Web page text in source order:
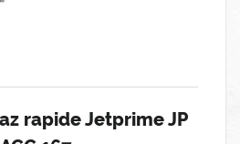
rapide Jetprime JP